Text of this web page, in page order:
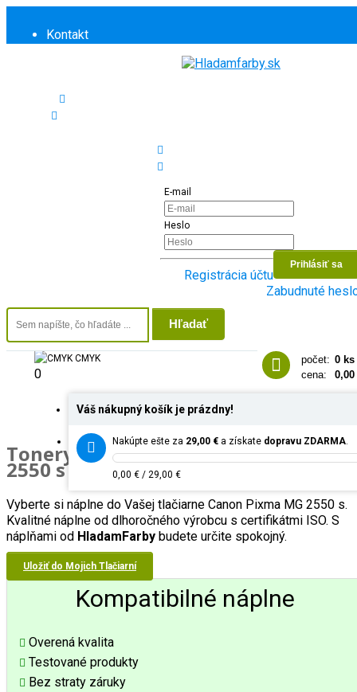
Kontakt
E-mail
Heslo
Registrácia účtu
Zabudnuté
Hľadať
počet: 0 ks
cena:
0,00
Váš nákupný košík je prázdny!
Nakúpte ešte za 29,00 € a získate dopravu ZDARMA.
0,00 € / 29,00 €
CMY
0
CMYK
0
Tonery do tlačiarneCanon Pixma
2550 s
Vyberte si náplne do Vašej tlačiarne Canon Pixma MG 2550 s.
Kvalitné náplne od dlhoročného výrobcu s certifikátmi ISO. S
náplňami od HladamFarby budete určite spokojný.
Uložiť do Mojich Tlačiarní
Kompatibilné náplne
Overená kvalita
Testované produkty
Bez straty záruky